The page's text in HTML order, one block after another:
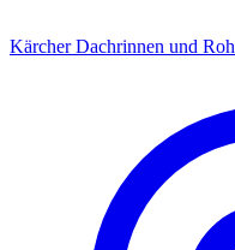
Kärcher Dachrinnen und